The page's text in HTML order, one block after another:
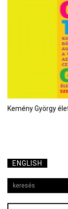
Kemény György
ENGLISH